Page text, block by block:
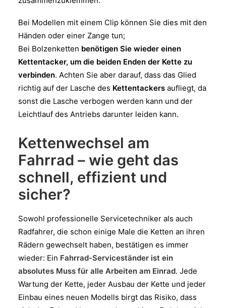
Bei Modellen mit einem Clip können Sie dies mit den
Händen oder einer Zange tun;
Bei Bolzenketten benötigen Sie wieder einen
Kettentacker, um die beiden Enden der Kette zu
verbinden. Achten Sie aber darauf, dass das Glied
richtig auf der Lasche des Kettentackers aufliegt, da
sonst die Lasche verbogen werden kann und der
Leichtlauf des Antriebs darunter leiden kann.
Kettenwechsel am
Fahrrad – wie geht das
schnell, effizient und
sicher?
Sowohl professionelle Servicetechniker als auch
Radfahrer, die schon einige Male die Ketten an ihren
Rädern gewechselt haben, bestätigen es immer
wieder: Ein Fahrrad-Serviceständer ist ein
absolutes Muss für alle Arbeiten am Einrad. Jede
Wartung der Kette, jeder Ausbau der Kette und jeder
Einbau eines neuen Modells birgt das Risiko, dass